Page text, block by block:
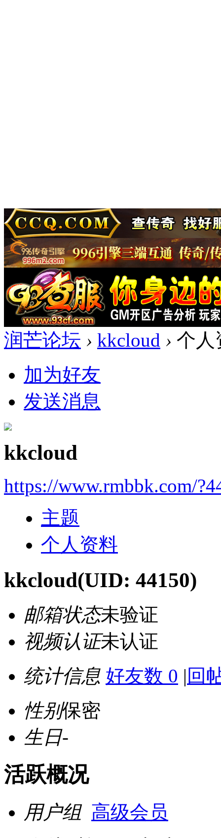
润芒论坛 › kkcloud › 个人
加为好友
发送消息
kkcloud
https://www.rmbbk.com/
主题
个人资料
kkcloud(UID: 44150)
邮箱状态未验证
视频认证未认证
统计信息 好友数 0 | 回
性别保密
生日-
活跃概况
用户组 高级会员